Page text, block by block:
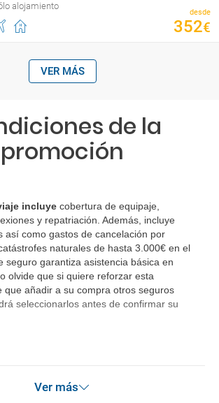
alojamiento
desde
352€
VER MÁS
de la
promoción
incluye cobertura de equipaje,
y repatriación. Además, incluye
así como gastos de cancelación por
naturales de hasta 3.000€ en el
seguro garantiza asistencia básica en
olvide que si quiere reforzar esta
que añadir a su compra otros seguros
seleccionarlos antes de confirmar su
Ver más